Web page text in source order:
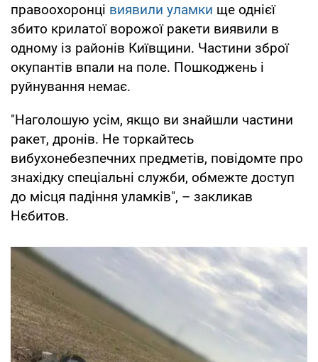
правоохоронці виявили уламки ще однієї
збито крилатої ворожої ракети виявили в
одному із районів Київщини. Частини зброї
окупантів впали на поле. Пошкоджень і
руйнування немає.
"Наголошую усім, якщо ви знайшли частини
ракет, дронів. Не торкайтесь
вибухонебезпечних предметів, повідомте про
знахідку спеціальні служби, обмежте доступ
до місця падіння уламків", – закликав
Нєбитов.